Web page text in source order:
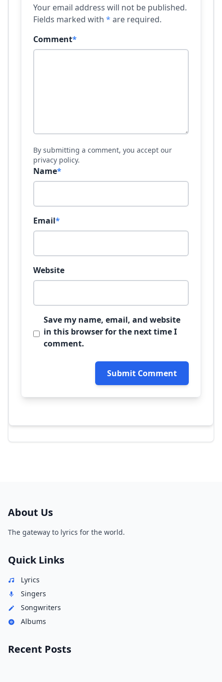
Your email address will not be published.
Fields marked with * are required.
Comment*
By submitting a comment, you accept our
privacy policy.
Name*
Email*
Website
Save my name, email, and website
in this browser for the next time I
comment.
Submit Comment
About Us
The gateway to lyrics for the world.
Quick Links
Lyrics
Singers
Songwriters
Albums
Recent Posts